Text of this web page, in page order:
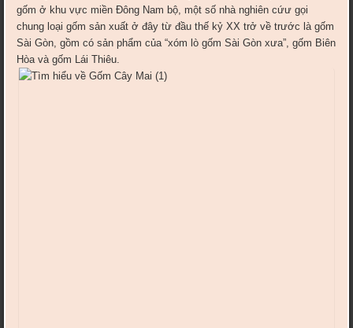
gốm ở khu vực miền Đông Nam bộ, một số nhà nghiên cứư gọi
chung loại gốm sản xuất ở đây từ đầu thế kỷ XX trở về trước là gốm
Sài Gòn, gồm có sản phẩm của “xóm lò gốm Sài Gòn xưa”, gốm Biên
Hòa và gốm Lái Thiêu.